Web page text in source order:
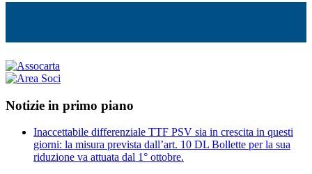
Notizie in primo piano
Inaccettabile differenziale TTF PSV sia in crescita in questi
giorni: la misura prevista dall’art. 10 DL Bollette per la sua
riduzione va attuata dal 1° ottobre.